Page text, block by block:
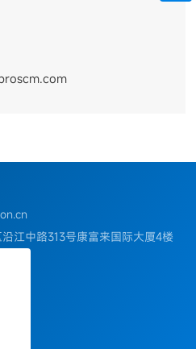
江中路313号康富来国际大厦4楼